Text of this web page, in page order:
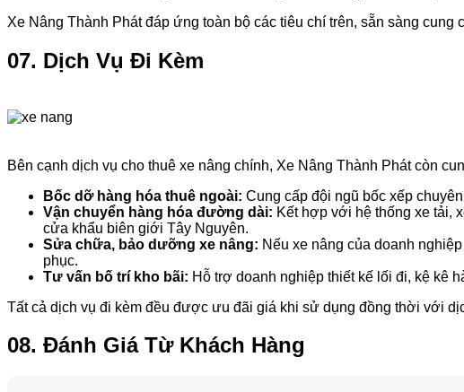
Xe Nâng Thành Phát đáp ứng toàn bộ các tiêu chí trên, sẵn sàng
07. Dịch Vụ Đi Kèm
Bên cạnh dịch vụ cho thuê xe nâng chính, Xe Nâng Thành Phát còn
Bốc dỡ hàng hóa thuê ngoài: Cung cấp đội ngũ bốc xếp
Vận chuyển hàng hóa đường dài: Kết hợp với hệ thống xe tải,
cửa khẩu biên giới Tây Nguyên.
Sửa chữa, bảo dưỡng xe nâng: Nếu xe nâng của doanh
phục.
Tư vấn bố trí kho bãi: Hỗ trợ doanh nghiệp thiết kế lối đi, kệ kê
Tất cả dịch vụ đi kèm đều được ưu đãi giá khi sử dụng đồng thời với
08. Đánh Giá Từ Khách Hàng